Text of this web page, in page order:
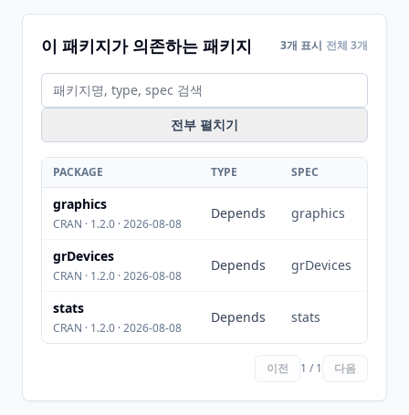
이 패키지가 의존하는 패키지 3개 표시 전체 3개
전부 펼치기
PACKAGE TYPE SPEC
graphics
CRAN · 1.2.0 · 2026-08-08
Depends graphics
grDevices
CRAN · 1.2.0 · 2026-08-08
Depends grDevices
stats
CRAN · 1.2.0 · 2026-08-08
Depends stats
이전 1 / 1 다음